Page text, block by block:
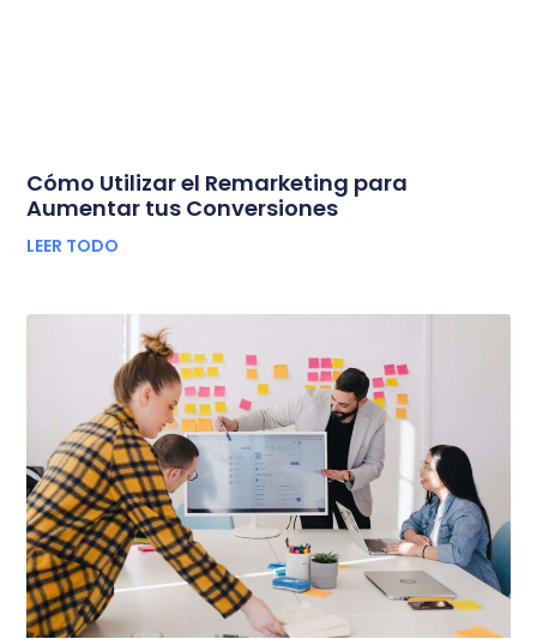
Cómo Utilizar el Remarketing para
Aumentar tus Conversiones
LEER TODO